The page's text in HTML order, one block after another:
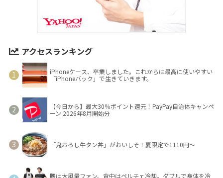
アクセスランキング
iPhoneケース、卒業しました。これからは最高に使いやすい
「iPhoneバック」で生きていきます。
【今日から】最大30％ポイント還元！PayPay自治体キャンペ
ーン 2026年8月開始分
「鬼おろし牛タン丼」がおいしそ！夏限定で1110円～
腰は大風量ファン、背中はペルチェ冷却。ダブルで身体を冷